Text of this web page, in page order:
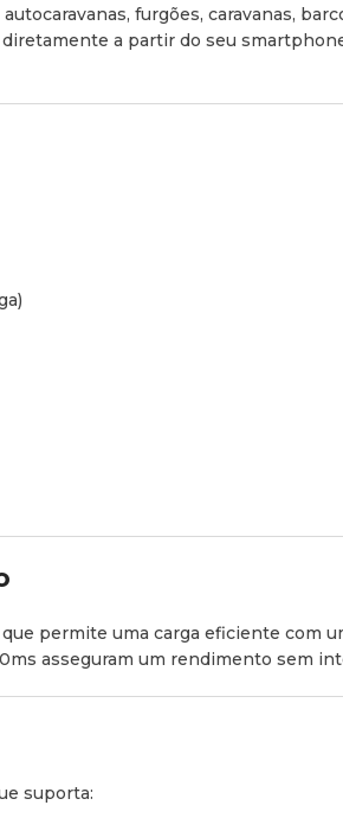
furgões, caravanas,
a partir do seu
permite uma carga eficiente com
asseguram um rendimento sem
suporta: